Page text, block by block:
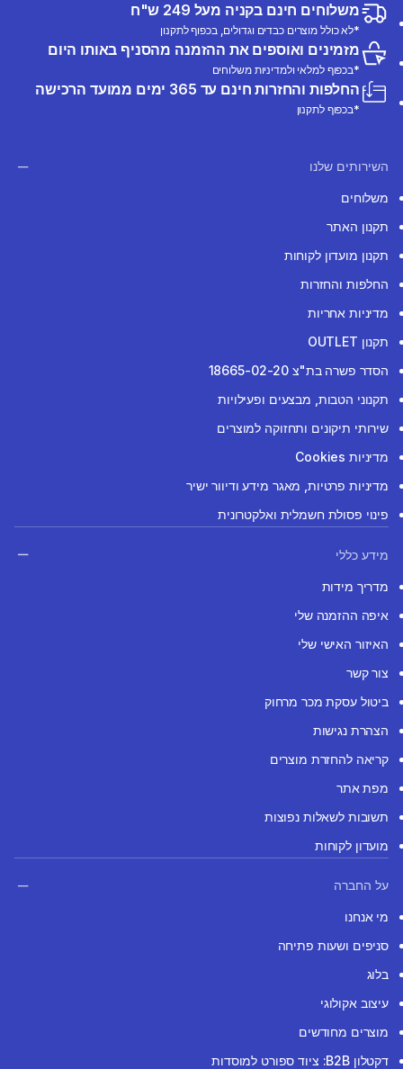
משלוחים חינם בקניה מעל 249 ש"ח
*לא כולל מוצרים כבדים וגדולים, בכפוף לתקנון
מזמינים ואוספים את ההזמנה מהסניף באותו היום
*בכפוף למלאי ולמדיניות משלוחים
החלפות והחזרות חינם עד 365 ימים ממועד הרכישה
*בכפוף לתקנון
השירותים שלנו
משלוחים
תקנון האתר
תקנון מועדון לקוחות
החלפות והחזרות
מדיניות אחריות
תקנון OUTLET
הסדר פשרה בת"צ 18665-02-20
תקנוני הטבות, מבצעים ופעילויות
שירותי תיקונים ותחזוקה למוצרים
מדיניות Cookies
מדיניות פרטיות, מאגר מידע ודיוור ישיר
פינוי פסולת חשמלית ואלקטרונית
מידע כללי
מדריך מידות
איפה ההזמנה שלי
האיזור האישי שלי
צור קשר
ביטול עסקת מכר מרחוק
הצהרת נגישות
קריאה להחזרת מוצרים
מפת אתר
תשובות לשאלות נפוצות
מועדון לקוחות
על החברה
מי אנחנו
סניפים ושעות פתיחה
בלוג
עיצוב אקולוגי
מוצרים מחודשים
דקטלון B2B: ציוד ספורט למוסדות